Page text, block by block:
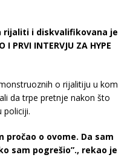
rijaliti i diskvalifikovana je
PRVI INTERVJU ZA HYPE
o rijalitiju u kom
da trpe pretnje nakon što
policiji.
pročao o ovome. Da sam
sam pogrešio”., rekao je